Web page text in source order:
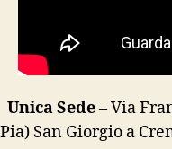
Unica Sede– Via
Pia) San Giorgio a